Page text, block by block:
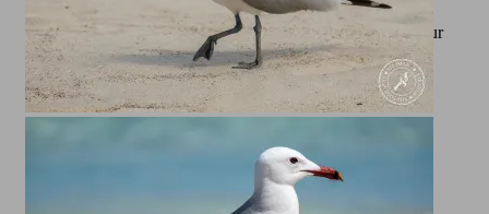
Bedrohungen. Ihre Rufe, ein markantes, oft schrilles „kjaa-
kjaa“, sind an den Küsten kaum zu überhören und tragen zur
besonderen Atmosphäre dieser Orte bei. Alle hier von mir
gezeigten Bilder sind übrigens rund um Cala Millor auf
Mallorca entstanden.